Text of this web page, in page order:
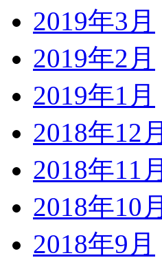
2019年3月
2019年2月
2019年1月
2018年12月
2018年11月
2018年10月
2018年9月